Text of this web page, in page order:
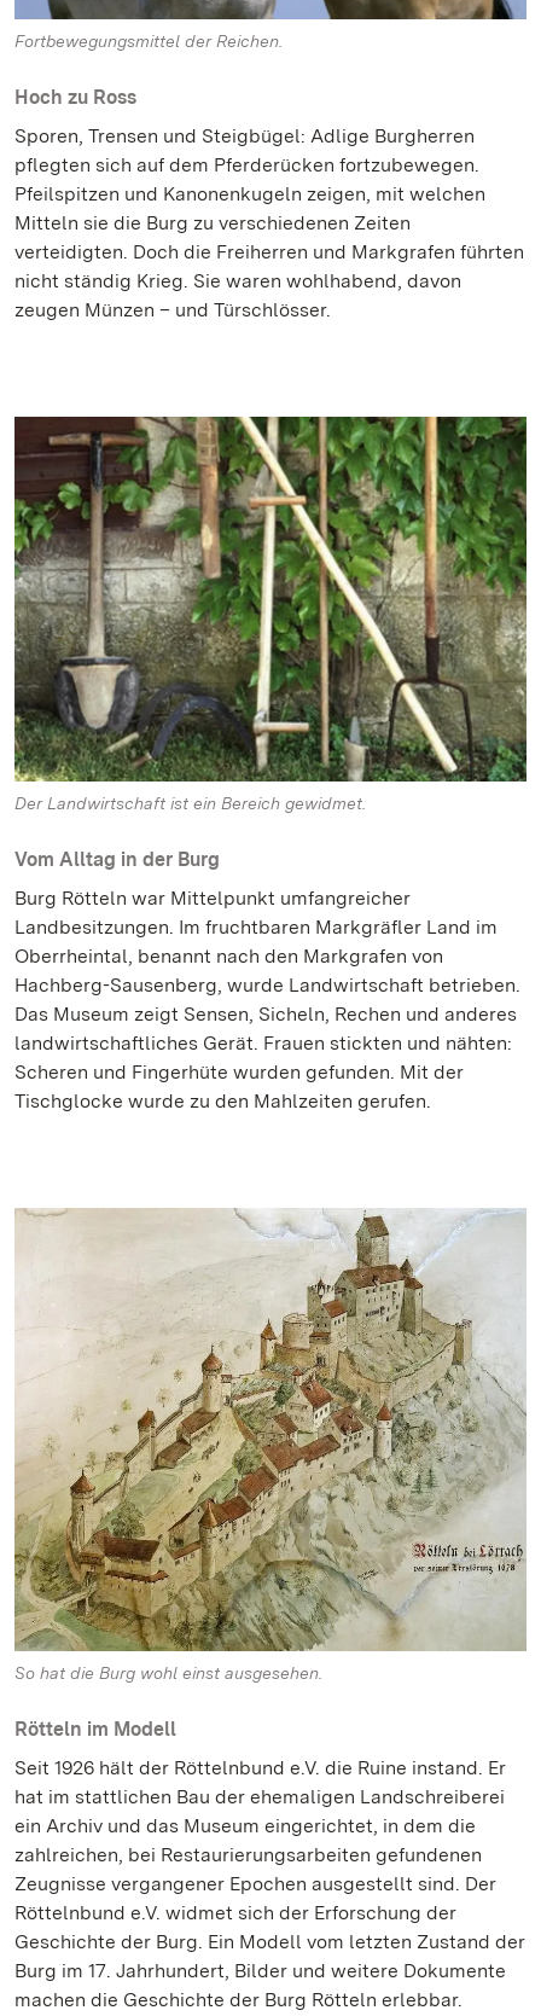
Fortbewegungsmittel der Reichen.
Hoch zu Ross
Sporen, Trensen und Steigbügel: Adlige Burgherren
pflegten sich auf dem Pferderücken fortzubewegen.
Pfeilspitzen und Kanonenkugeln zeigen, mit welchen
Mitteln sie die Burg zu verschiedenen Zeiten
verteidigten. Doch die Freiherren und Markgrafen führten
nicht ständig Krieg. Sie waren wohlhabend, davon
zeugen Münzen – und Türschlösser.
Der Landwirtschaft ist ein Bereich gewidmet.
Vom Alltag in der Burg
Burg Rötteln war Mittelpunkt umfangreicher
Landbesitzungen. Im fruchtbaren Markgräfler Land im
Oberrheintal, benannt nach den Markgrafen von
Hachberg-Sausenberg, wurde Landwirtschaft betrieben.
Das Museum zeigt Sensen, Sicheln, Rechen und anderes
landwirtschaftliches Gerät. Frauen stickten und nähten:
Scheren und Fingerhüte wurden gefunden. Mit der
Tischglocke wurde zu den Mahlzeiten gerufen.
So hat die Burg wohl einst ausgesehen.
Rötteln im Modell
Seit 1926 hält der Röttelnbund e.V. die Ruine instand. Er
hat im stattlichen Bau der ehemaligen Landschreiberei
ein Archiv und das Museum eingerichtet, in dem die
zahlreichen, bei Restaurierungsarbeiten gefundenen
Zeugnisse vergangener Epochen ausgestellt sind. Der
Röttelnbund e.V. widmet sich der Erforschung der
Geschichte der Burg. Ein Modell vom letzten Zustand der
Burg im 17. Jahrhundert, Bilder und weitere Dokumente
machen die Geschichte der Burg Rötteln erlebbar.